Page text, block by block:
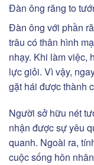
Đàn ông răng to
Đàn ông với phần
trâu có thân hình
nhạy. Khi làm việc,
lực giỏi. Vì vậy,
gặt hái được thành
Người sở hữu nét
nhận được sự yêu
quanh. Ngoài ra,
cuộc sống hôn